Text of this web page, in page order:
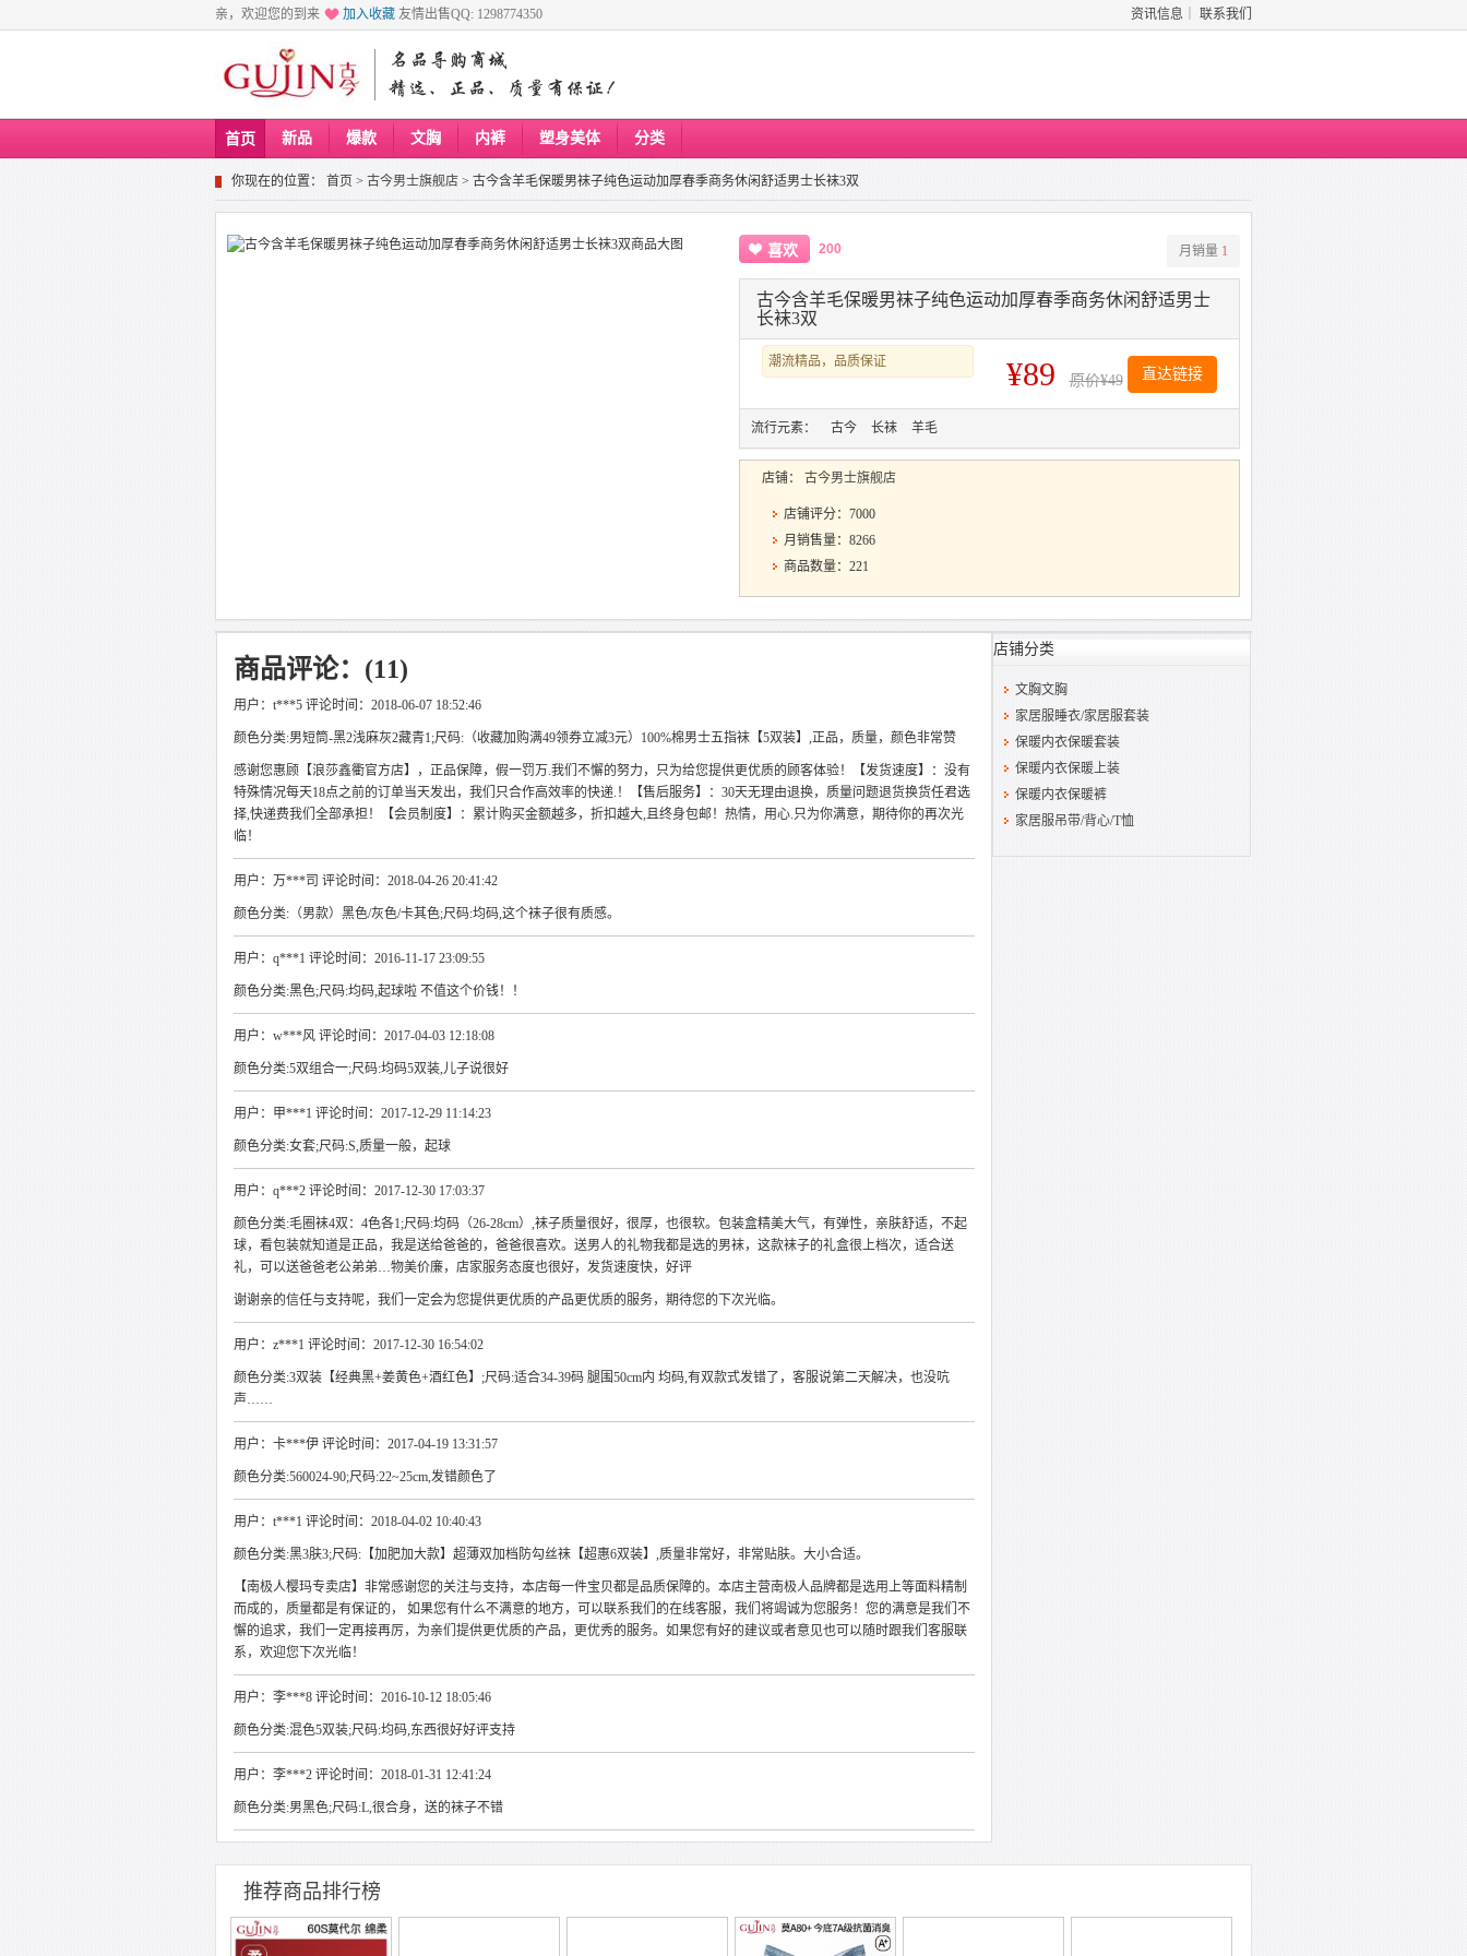
亲，欢迎您的到来 加入收藏 友情出售QQ: 1298774350 资讯信息 联系我们
首页 新品 爆款 文胸 内裤 塑身美体 分类
你现在的位置： 首页 > 古今男士旗舰店 > 古今含羊毛保暖男袜子纯色运动加厚春季商务休闲舒适男士长袜3双
喜欢 200 月销量 1
古今含羊毛保暖男袜子纯色运动加厚春季商务休闲舒适男士
长袜3双
潮流精品，品质保证 ¥89 原价¥49 直达链接
流行元素： 古今 长袜 羊毛
店铺： 古今男士旗舰店
店铺评分：7000
月销售量：8266
商品数量：221
商品评论：(11)
用户：t***5 评论时间：2018-06-07 18:52:46
颜色分类:男短筒-黑2浅麻灰2藏青1;尺码:（收藏加购满49领券立减3元）100%棉男士五指袜【5双装】,正品，质量，颜色非常赞
感谢您惠顾【浪莎鑫衢官方店】，正品保障，假一罚万.我们不懈的努力，只为给您提供更优质的顾客体验！【发货速度】：没有
特殊情况每天18点之前的订单当天发出，我们只合作高效率的快递.！【售后服务】：30天无理由退换，质量问题退货换货任君选
择,快递费我们全部承担！【会员制度】：累计购买金额越多，折扣越大,且终身包邮！热情，用心.只为你满意，期待你的再次光
临！
用户：万***司 评论时间：2018-04-26 20:41:42
颜色分类:（男款）黑色/灰色/卡其色;尺码:均码,这个袜子很有质感。
用户：q***1 评论时间：2016-11-17 23:09:55
颜色分类:黑色;尺码:均码,起球啦 不值这个价钱！！
用户：w***风 评论时间：2017-04-03 12:18:08
颜色分类:5双组合一;尺码:均码5双装,儿子说很好
用户：甲***1 评论时间：2017-12-29 11:14:23
颜色分类:女套;尺码:S,质量一般，起球
用户：q***2 评论时间：2017-12-30 17:03:37
颜色分类:毛圈袜4双：4色各1;尺码:均码（26-28cm）,袜子质量很好，很厚，也很软。包装盒精美大气，有弹性，亲肤舒适，不起
球，看包装就知道是正品，我是送给爸爸的，爸爸很喜欢。送男人的礼物我都是选的男袜，这款袜子的礼盒很上档次，适合送
礼，可以送爸爸老公弟弟…物美价廉，店家服务态度也很好，发货速度快，好评
谢谢亲的信任与支持呢，我们一定会为您提供更优质的产品更优质的服务，期待您的下次光临。
用户：z***1 评论时间：2017-12-30 16:54:02
颜色分类:3双装【经典黑+姜黄色+酒红色】;尺码:适合34-39码 腿围50cm内 均码,有双款式发错了，客服说第二天解决，也没吭
声……
用户：卡***伊 评论时间：2017-04-19 13:31:57
颜色分类:560024-90;尺码:22~25cm,发错颜色了
用户：t***1 评论时间：2018-04-02 10:40:43
颜色分类:黑3肤3;尺码:【加肥加大款】超薄双加档防勾丝袜【超惠6双装】,质量非常好，非常贴肤。大小合适。
【南极人樱玛专卖店】非常感谢您的关注与支持，本店每一件宝贝都是品质保障的。本店主营南极人品牌都是选用上等面料精制
而成的，质量都是有保证的， 如果您有什么不满意的地方，可以联系我们的在线客服，我们将竭诚为您服务！您的满意是我们不
懈的追求，我们一定再接再厉，为亲们提供更优质的产品，更优秀的服务。如果您有好的建议或者意见也可以随时跟我们客服联
系，欢迎您下次光临！
用户：李***8 评论时间：2016-10-12 18:05:46
颜色分类:混色5双装;尺码:均码,东西很好好评支持
用户：李***2 评论时间：2018-01-31 12:41:24
颜色分类:男黑色;尺码:L,很合身，送的袜子不错
店铺分类
文胸文胸
家居服睡衣/家居服套装
保暖内衣保暖套装
保暖内衣保暖上装
保暖内衣保暖裤
家居服吊带/背心/T恤
推荐商品排行榜